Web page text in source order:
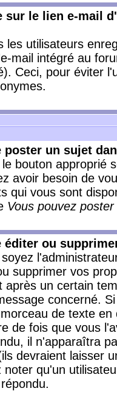
sur le lien e-mail
les utilisateurs
mail intégré au
Ceci, pour éviter
poster un sujet
bouton approprié
avoir besoin de
qui vous sont
Vous pouvez
éditer ou
supprimer vos
après un certain
concerné.
de texte
de fois que vous
il n'apparaîtra
devraient laisser
noter qu'un